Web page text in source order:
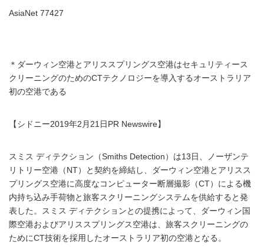
AsiaNet 77427
＊ダーウィン空港とアリススプリングス空港はセキュリティース
クリーニングのためのCTテクノロジーを導入するオーストラリア
初の空港である
【シドニー2019年2月21日PR Newswire】
スミス ディテクション（Smiths Detection）は13日、ノーザンテ
リトリー空港（NT）と契約を締結し、ダーウィン空港とアリスス
プリングス空港に高度なコンピューター断層撮影（CT）による機
内持ち込み手荷物と旅客スクリーニングシステムを供給すると発
表した。スミス ディテクションとの提携によって、ダーウィン国
際空港およびアリススプリングス空港は、旅客スクリーニングの
ためにCT技術を採用したオーストラリア初の空港となる。